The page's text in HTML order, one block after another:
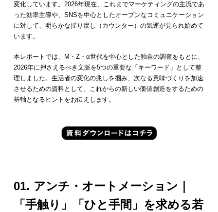
変化しています。2026年現在、これまでマーケティングの主流であ
った効率主導や、SNSを中心としたオープンなコミュニケーション
に対して、明らかな揺り戻し（カウンター）の気運が見られ始めて
います。
本レポートでは、M・Z・α世代を中心とした独自の調査をもとに、
2026年に押さえるべき文脈を5つの重要な「キーワード」として整
理しました。生活者の変化の兆しを掴み、次なる意味づくりを加速
させるための資料として、これからの新しい価値創造をするための
基軸となるヒントをお伝えします。
01. アンチ・オートメーション
「手触り」「ひと手間」を求める若